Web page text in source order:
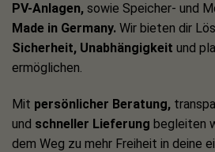
PV-Anlagen, sowie Speicher- und
Made in Germany. Wir bieten dir
Sicherheit, Unabhängigkeit und
ermöglichen.
Mit persönlicher Beratung,
und schneller Lieferung begleiten
dem Weg zu mehr Freiheit in deine